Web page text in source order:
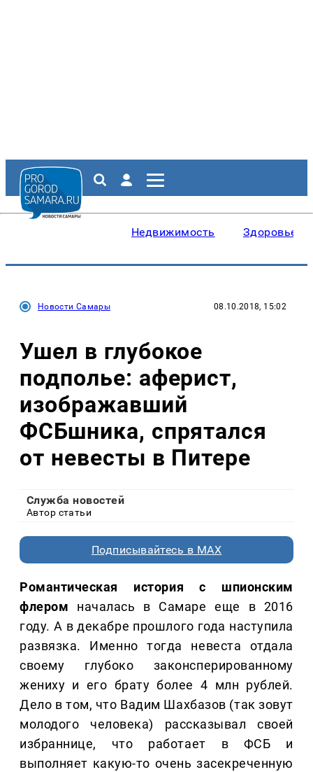
Недвижимость Здоровье
Новости Самары 08.10.2018, 15:02
Ушел в глубокое
подполье: аферист,
изображавший
ФСБшника, спрятался
от невесты в Питере
Служба новостей
Автор статьи
Подписывайтесь в MAX
Романтическая история с шпионским
флером началась в Самаре еще в 2016
году. А в декабре прошлого года наступила
развязка. Именно тогда невеста отдала
своему глубоко законсперированному
жениху и его брату более 4 млн рублей.
Дело в том, что Вадим Шахбазов (так зовут
молодого человека) рассказывал своей
избраннице, что работает в ФСБ и
выполняет какую-то очень засекреченную